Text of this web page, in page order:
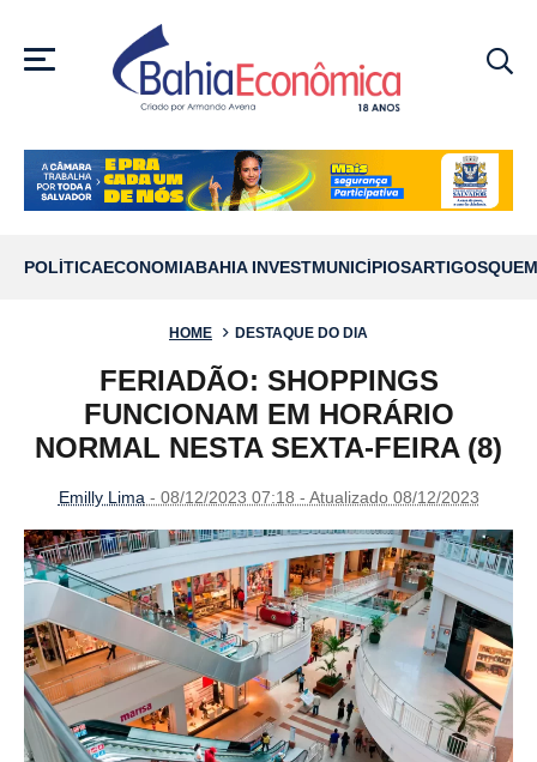
MENU
POLÍTICAECONOMIABAHIA INVESTMUNICÍPIOSARTIGOS
HOME DESTAQUE DO DIA
FERIADÃO: SHOPPINGS
FUNCIONAM EM HORÁRIO
NORMAL NESTA SEXTA-FEIRA (8)
Emilly Lima - 08/12/2023 07:18 - Atualizado 08/12/2023